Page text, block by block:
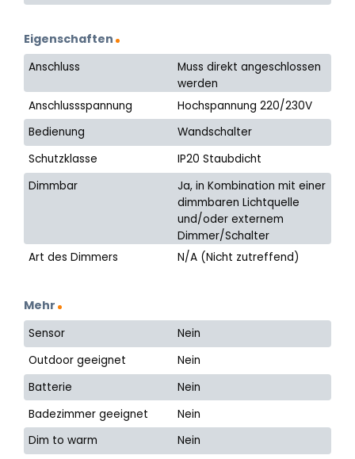
Eigenschaften
Anschluss
Muss direkt angeschlossen
werden
Anschlussspannung
Hochspannung 220/230V
Bedienung
Wandschalter
Schutzklasse
IP20 Staubdicht
Dimmbar
Ja, in Kombination mit einer
dimmbaren Lichtquelle
und/oder externem
Dimmer/Schalter
Art des Dimmers
N/A (Nicht zutreffend)
Mehr
Sensor
Nein
Outdoor geeignet
Nein
Batterie
Nein
Badezimmer geeignet
Nein
Dim to warm
Nein